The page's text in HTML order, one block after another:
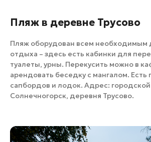
Пляж в деревне Трусово
Пляж оборудован всем необходимым
отдыха – здесь есть кабинки для
туалеты, урны. Перекусить можно в
арендовать беседку с мангалом. Есть
сапбордов и лодок. Адрес: городской
Солнечногорск, деревня Трусово.